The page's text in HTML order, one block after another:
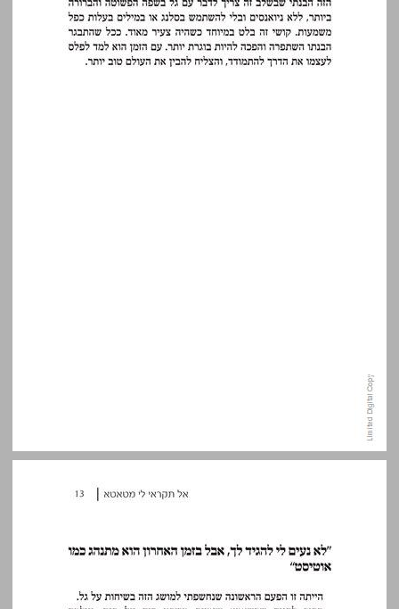
“לא נעים לי להגיד לך, אבל בזמן האחרון הוא מתנהג כמו אוטיסט” ... 13